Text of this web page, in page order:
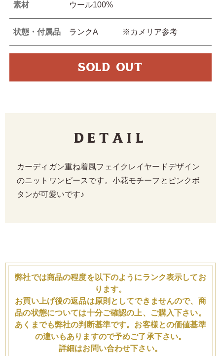
素材 ウール100%
状態・付属品 ランクA ※カメリア参考
SOLD OUT
Detail
カーディガン重ね着風フェイクレイヤードデザイン
のニットワンピースです。小花モチーフとピンクボ
タンが可愛いです♪
弊社では商品の程度を以下のようにランク表示してお
ります。
お買い上げ後の返品は原則としてできませんので、商
品の状態については十分ご確認の上、ご購入下さい。
あくまでも弊社の判断基準です。お客様との価値基準
の違いもありますので予めご了承下さい。
詳細はお問い合わせ下さい。